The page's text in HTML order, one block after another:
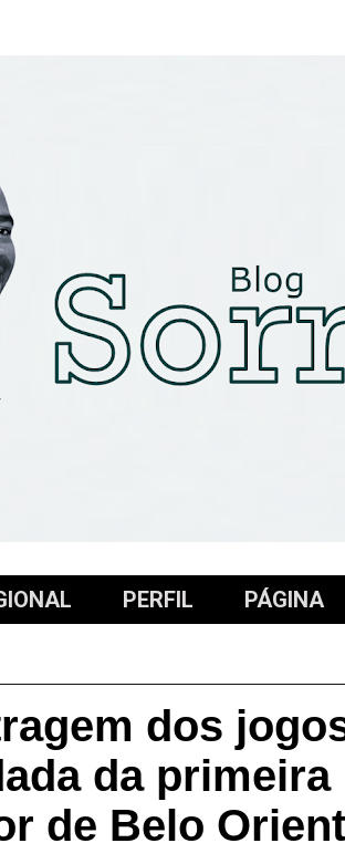
PERFIL PÁGINA
dos
da primeira
de Belo